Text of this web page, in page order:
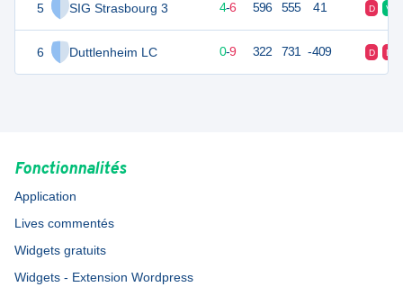
5 SIG Strasbourg 3
6 Duttlenheim LC
14 4-6 596 555 41 D V
0-9 322 731 -409 D D
Fonctionnalités
Application
Lives commentés
Widgets gratuits
Widgets - Extension Wordpress